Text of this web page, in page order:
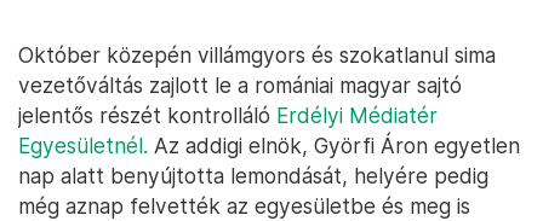
Október közepén villámgyors és szokatlanul sima
vezetőváltás zajlott le a romániai magyar sajtó
jelentős részét kontrolláló Erdélyi Médiatér
Egyesületnél. Az addigi elnök, Györfi Áron egyetlen
nap alatt benyújtotta lemondását, helyére pedig
még aznap felvették az egyesületbe és meg is